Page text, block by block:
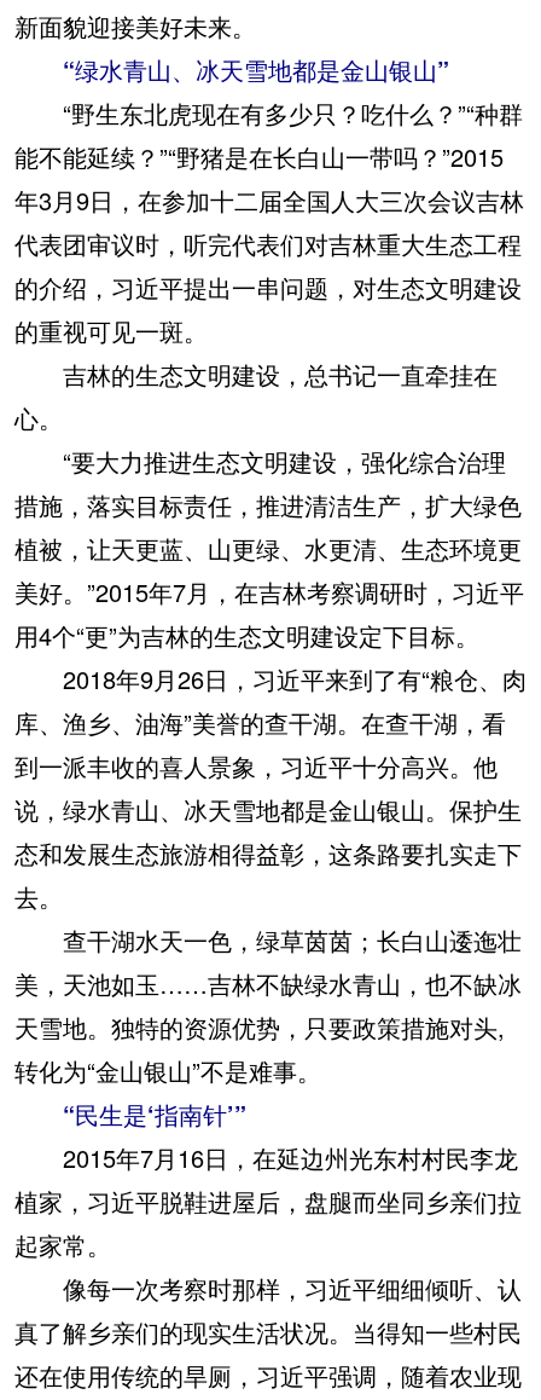
新面貌迎接美好未来。
“绿水青山、冰天雪地都是金山银山”
“野生东北虎现在有多少只？吃什么？”“种群
能不能延续？”“野猪是在长白山一带吗？”2015
年3月9日，在参加十二届全国人大三次会议吉林
代表团审议时，听完代表们对吉林重大生态工程
的介绍，习近平提出一串问题，对生态文明建设
的重视可见一斑。
吉林的生态文明建设，总书记一直牵挂在
心。
“要大力推进生态文明建设，强化综合治理
措施，落实目标责任，推进清洁生产，扩大绿色
植被，让天更蓝、山更绿、水更清、生态环境更
美好。”2015年7月，在吉林考察调研时，习近平
用4个“更”为吉林的生态文明建设定下目标。
2018年9月26日，习近平来到了有“粮仓、肉
库、渔乡、油海”美誉的查干湖。在查干湖，看
到一派丰收的喜人景象，习近平十分高兴。他
说，绿水青山、冰天雪地都是金山银山。保护生
态和发展生态旅游相得益彰，这条路要扎实走下
去。
查干湖水天一色，绿草茵茵；长白山逶迤壮
美，天池如玉……吉林不缺绿水青山，也不缺冰
天雪地。独特的资源优势，只要政策措施对头,
转化为“金山银山”不是难事。
“民生是‘指南针’”
2015年7月16日，在延边州光东村村民李龙
植家，习近平脱鞋进屋后，盘腿而坐同乡亲们拉
起家常。
像每一次考察时那样，习近平细细倾听、认
真了解乡亲们的现实生活状况。当得知一些村民
还在使用传统的旱厕，习近平强调，随着农业现